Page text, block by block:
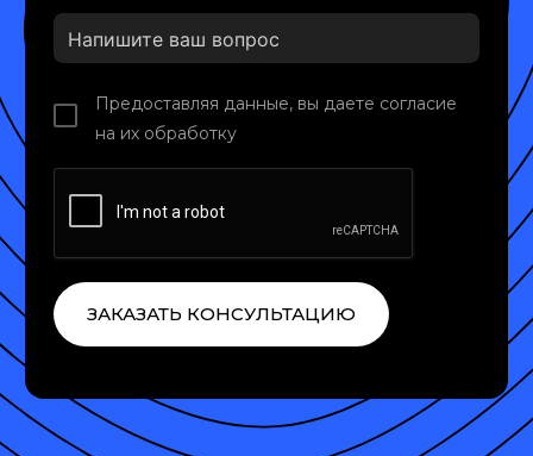
Предоставляя данные, вы даете согласие
на их обработку
ЗАКАЗАТЬ КОНСУЛЬТАЦИЮ